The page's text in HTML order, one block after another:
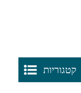
קטגוריות